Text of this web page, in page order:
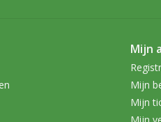
Mijn
Mijn
Mijn